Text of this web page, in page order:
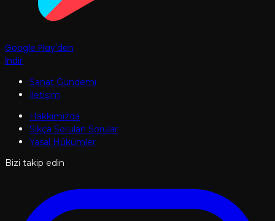
Google Play'den
İndir
Sanat Gündemi
İletişim
Hakkımızda
Sıkça Sorulan Sorular
Yasal Hükümler
Bizi takip edin